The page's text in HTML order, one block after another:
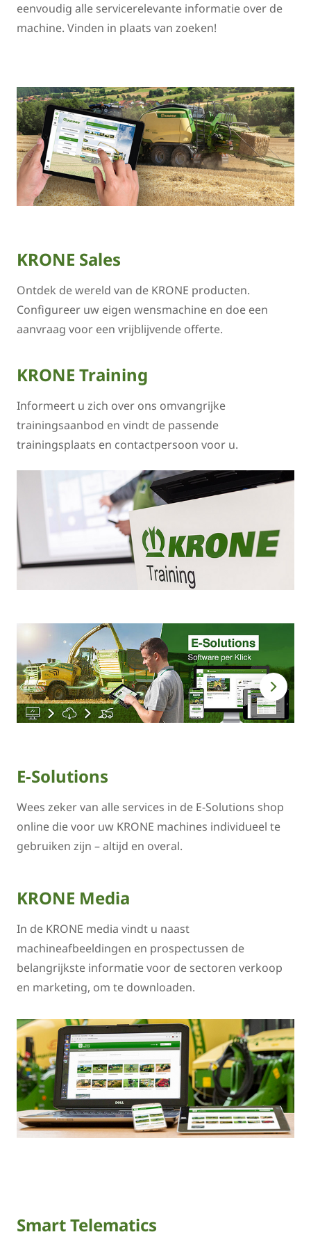
eenvoudig alle servicerelevante informatie over de
machine. Vinden in plaats van zoeken!
KRONE Sales
Ontdek de wereld van de KRONE producten.
Configureer uw eigen wensmachine en doe een
aanvraag voor een vrijblijvende offerte.
KRONE Training
Informeert u zich over ons omvangrijke
trainingsaanbod en vindt de passende
trainingsplaats en contactpersoon voor u.
E-Solutions
Wees zeker van alle services in de E-Solutions shop
online die voor uw KRONE machines individueel te
gebruiken zijn – altijd en overal.
KRONE Media
In de KRONE media vindt u naast
machineafbeeldingen en prospectussen de
belangrijkste informatie voor de sectoren verkoop
en marketing, om te downloaden.
Smart Telematics